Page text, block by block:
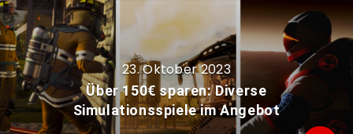
23. Oktober 2023
Über 150€ sparen: Diverse
Simulationsspiele im Angebot